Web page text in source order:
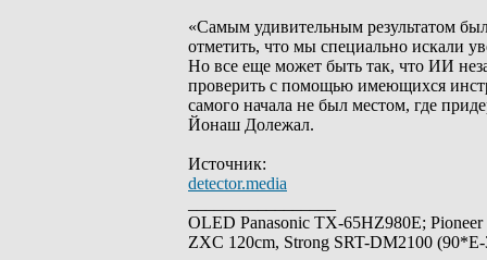
«Самым удивительным результатом
отметить, что мы специально искали
Но все еще может быть так, что ИИ
проверить с помощью имеющихся
самого начала не был местом, где
Йонаш Долежал.
Источник:
detector.media
OLED Panasonic TX-65HZ980E;
ZXC 120cm, Strong SRT-DM2100